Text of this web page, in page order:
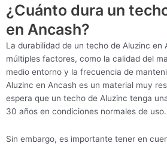
¿Cuánto dura un
en Ancash?
La durabilidad de un techo de Aluzinc en
múltiples factores, como la calidad del
medio entorno y la frecuencia de
Aluzinc en Ancash es un material muy
espera que un techo de Aluzinc tenga
30 años en condiciones normales de uso.
Sin embargo, es importante tener en